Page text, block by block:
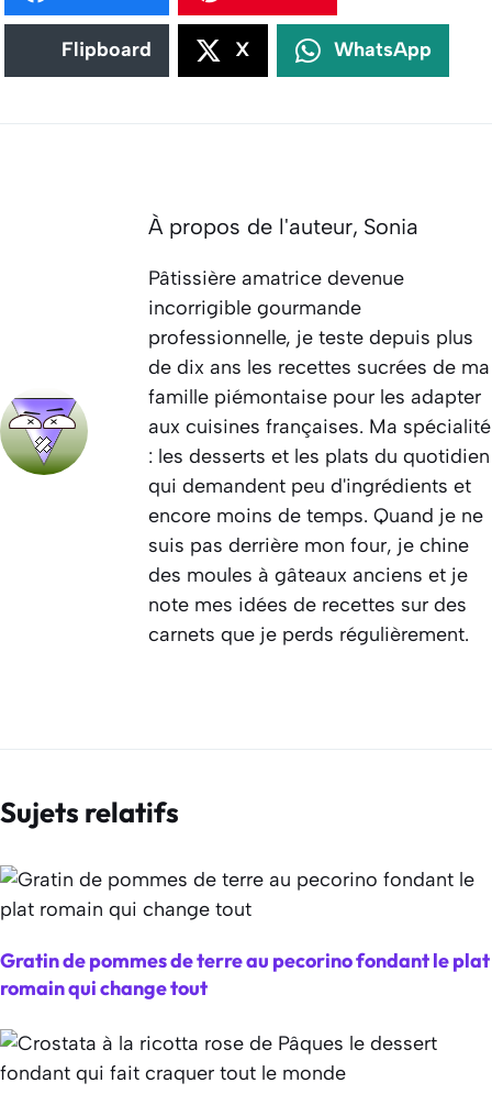
Flipboard X WhatsApp
À propos de l'auteur, Sonia
Pâtissière amatrice devenue
incorrigible gourmande
professionnelle, je teste depuis plus
de dix ans les recettes sucrées de ma
famille piémontaise pour les adapter
aux cuisines françaises. Ma spécialité
: les desserts et les plats du quotidien
qui demandent peu d'ingrédients et
encore moins de temps. Quand je ne
suis pas derrière mon four, je chine
des moules à gâteaux anciens et je
note mes idées de recettes sur des
carnets que je perds régulièrement.
Sujets relatifs
Gratin de pommes de terre au pecorino fondant le plat
romain qui change tout